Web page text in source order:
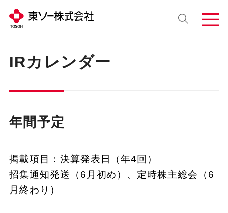
IRカレンダー
年間予定
掲載項目：決算発表日（年4回）
招集通知発送（6月初め）、定時株主総会（6
月終わり）